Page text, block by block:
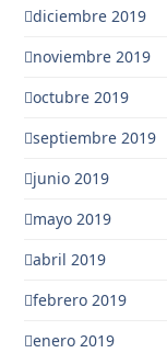
diciembre 2019
noviembre 2019
octubre 2019
septiembre 2019
junio 2019
mayo 2019
abril 2019
febrero 2019
enero 2019